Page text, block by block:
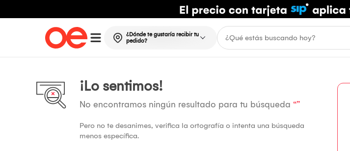
¿Dónde te gustaría recibir tu
pedido?
¡Lo sentimos!
No encontramos ningún resultado para tu búsqueda “”
Pero no te desanimes, verifica la ortografía o intenta una búsqueda
menos específica.